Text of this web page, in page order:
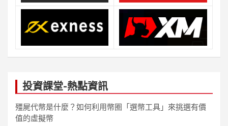
投資課堂-熱點資訊
殭屍代幣是什麼？如何利用幣圈「選幣工具」來挑選有價
值的虛擬幣